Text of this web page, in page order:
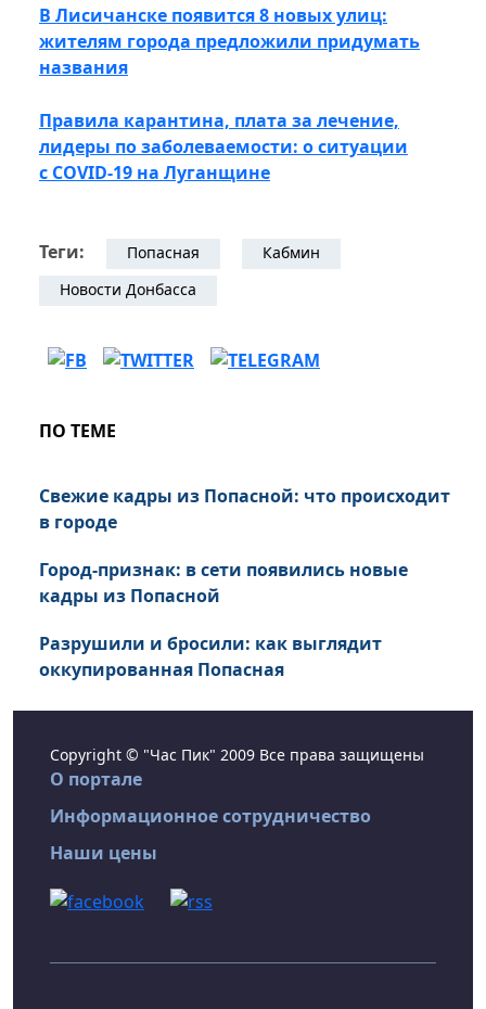
В Лисичанске появится 8 новых улиц:
жителям города предложили придумать
названия
Правила карантина, плата за лечение,
лидеры по заболеваемости: о ситуации
с COVID-19 на Луганщине
Теги: Попасная
Кабмин
Новости Донбасса
ПО ТЕМЕ
Свежие кадры из Попасной: что происходит
в городе
Город-признак: в сети появились новые
кадры из Попасной
Разрушили и бросили: как выглядит
оккупированная Попасная
Copyright © "Час Пик" 2009 Все права защищены
О портале
Информационное сотрудничество
Наши цены